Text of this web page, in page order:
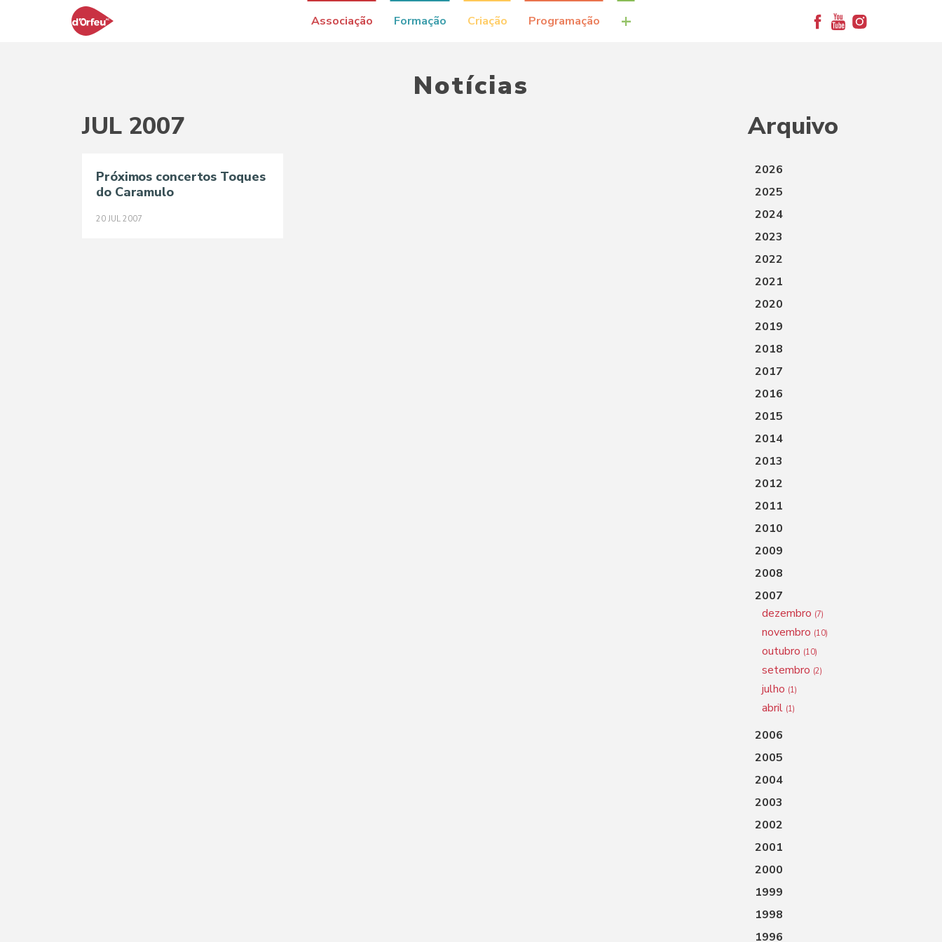
Associação Formação Criação Programação +
Notícias
JUL 2007
Próximos concertos Toques
do Caramulo
20 JUL 2007
Arquivo
2026
2025
2024
2023
2022
2021
2020
2019
2018
2017
2016
2015
2014
2013
2012
2011
2010
2009
2008
2007
dezembro (7)
novembro (10)
outubro (10)
setembro (2)
julho (1)
abril (1)
2006
2005
2004
2003
2002
2001
2000
1999
1998
1996